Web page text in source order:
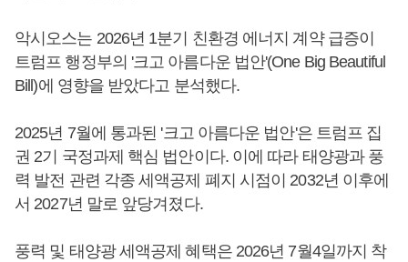
악시오스는 2026년 1분기 친환경 에너지 계약 급증이
트럼프 행정부의 '크고 아름다운 법안'(One Big Beautiful
Bill)에 영향을 받았다고 분석했다.
2025년 7월에 통과된 '크고 아름다운 법안'은 트럼프 집
권 2기 국정과제 핵심 법안이다. 이에 따라 태양광과 풍
력 발전 관련 각종 세액공제 폐지 시점이 2032년 이후에
서 2027년 말로 앞당겨졌다.
풍력 및 태양광 세액공제 혜택은 2026년 7월4일까지 착